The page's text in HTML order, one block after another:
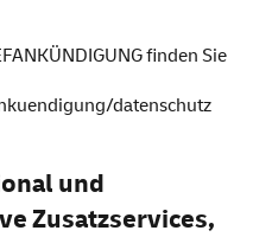
finden Sie
datenschutz
und
Zusatzservices,